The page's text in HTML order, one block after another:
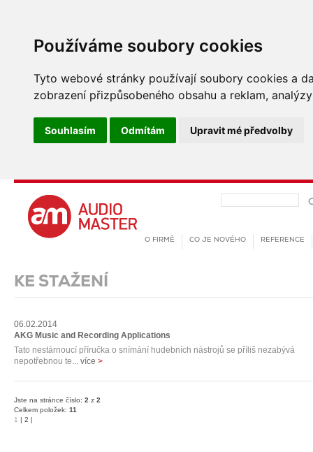
Používáme soubory cookies
Tyto webové stránky používají soubory cookies a
zobrazení přizpůsobeného obsahu a reklam,
Souhlasím Odmítám Upravit mé předvolby
KE STAŽENÍ
06.02.2014
AKG Music and Recording Applications
Tato nestárnoucí příručka o snímání hudebních nástrojů se příliš nezabývá
nepotřebnou te... více >
Jste na stránce číslo: 2 z 2
Celkem položek: 11
1 | 2 |
REFERENCE
CO JE NOVÉHO
O FIRMĚ